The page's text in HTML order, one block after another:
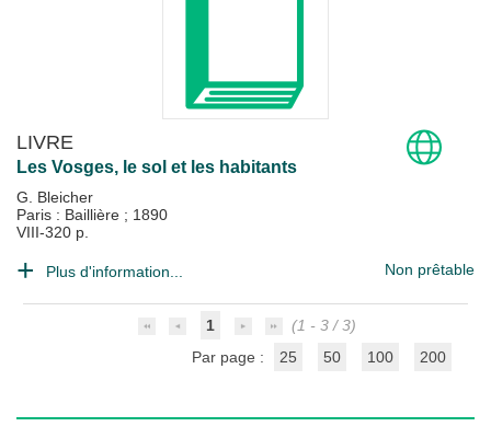
LIVRE
Les Vosges, le sol et les habitants
G. Bleicher
Paris : Baillière ; 1890
VIII-320 p.
Plus d'information... Non prêtable
1
(1 - 3 / 3)
Par page :
25 50 100 200